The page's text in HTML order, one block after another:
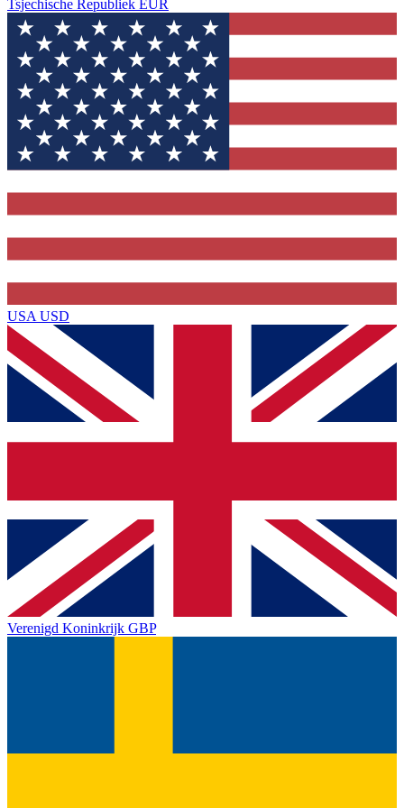
Tsjechische Republiek EUR
USA USD
Verenigd Koninkrijk GBP